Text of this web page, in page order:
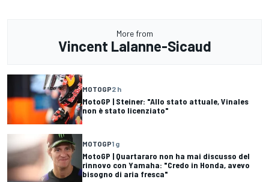
More from
Vincent Lalanne-Sicaud
MOTOGP2 h
MotoGP | Steiner: "Allo stato attuale, Vinales
non è stato licenziato"
MOTOGP1 g
MotoGP | Quartararo non ha mai discusso del
rinnovo con Yamaha: "Credo in Honda, avevo
bisogno di aria fresca"